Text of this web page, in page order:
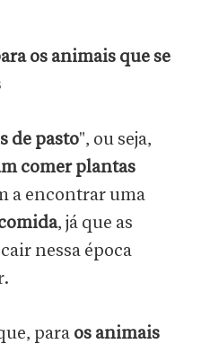
os animais que se
de pasto", ou seja,
comer plantas
a encontrar uma
, já que as
nessa época
para os animais